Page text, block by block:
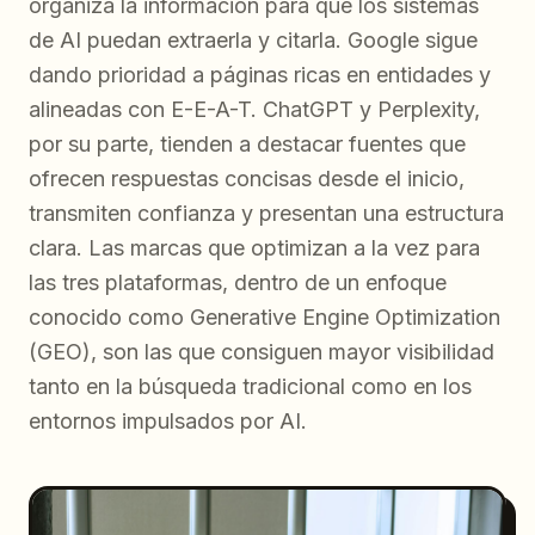
organiza la información para que los sistemas
de AI puedan extraerla y citarla. Google sigue
dando prioridad a páginas ricas en entidades y
alineadas con E-E-A-T. ChatGPT y Perplexity,
por su parte, tienden a destacar fuentes que
ofrecen respuestas concisas desde el inicio,
transmiten confianza y presentan una estructura
clara. Las marcas que optimizan a la vez para
las tres plataformas, dentro de un enfoque
conocido como Generative Engine Optimization
(GEO), son las que consiguen mayor visibilidad
tanto en la búsqueda tradicional como en los
entornos impulsados por AI.